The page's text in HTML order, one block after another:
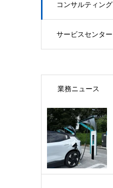
コンサルティング
サービスセンター
業務ニュース